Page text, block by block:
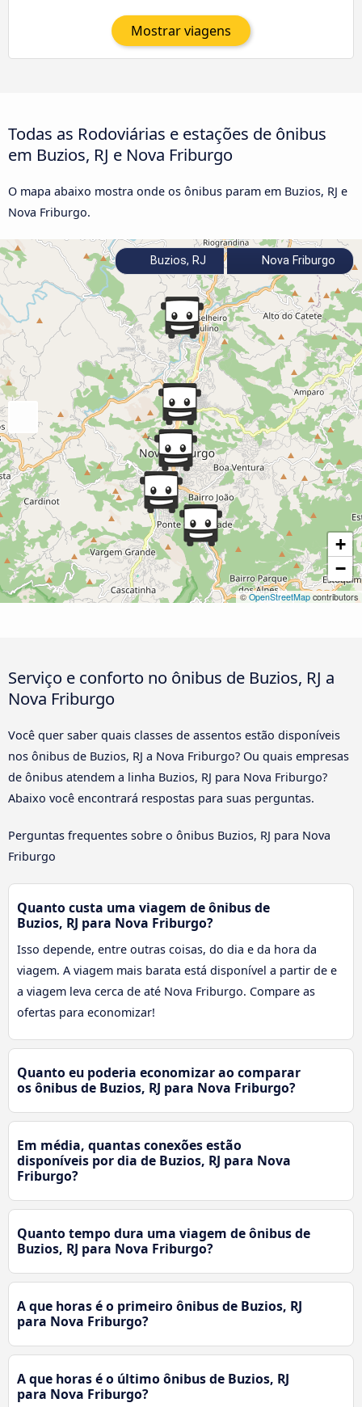
Mostrar viagens
Todas as Rodoviárias e estações de ônibus
em Buzios, RJ e Nova Friburgo
O mapa abaixo mostra onde os ônibus param em Buzios, RJ e
Nova Friburgo.
+
−
©OpenStreetMap contributors
Buzios, RJ Nova Friburgo
Serviço e conforto no ônibus de Buzios, RJ a
Nova Friburgo
Você quer saber quais classes de assentos estão disponíveis
nos ônibus de Buzios, RJ a Nova Friburgo? Ou quais empresas
de ônibus atendem a linha Buzios, RJ para Nova Friburgo?
Abaixo você encontrará respostas para suas perguntas.
Perguntas frequentes sobre o ônibus Buzios, RJ para Nova
Friburgo
Quanto custa uma viagem de ônibus de
Buzios, RJ para Nova Friburgo?
Isso depende, entre outras coisas, do dia e da hora da
viagem. A viagem mais barata está disponível a partir de e
a viagem leva cerca de até Nova Friburgo. Compare as
ofertas para economizar!
Quanto eu poderia economizar ao comparar
os ônibus de Buzios, RJ para Nova Friburgo?
Em média, quantas conexões estão
disponíveis por dia de Buzios, RJ para Nova
Friburgo?
Quanto tempo dura uma viagem de ônibus de
Buzios, RJ para Nova Friburgo?
A que horas é o primeiro ônibus de Buzios, RJ
para Nova Friburgo?
A que horas é o último ônibus de Buzios, RJ
para Nova Friburgo?